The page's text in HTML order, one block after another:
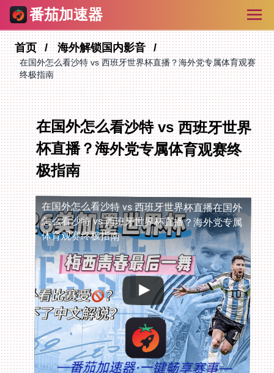
番茄加速器
首页 海外解锁国内影音
在国外怎么看沙特 vs 西班牙世界杯直播？海外党专属体育观赛
终极指南
在国外怎么看沙特 vs 西班牙世界
杯直播？海外党专属体育观赛终
极指南
在国外怎么看沙特 vs 西班牙世界杯直播在国外
怎么看沙特 vs 西班牙世界杯直播？海外党专属
体育观赛终极指南